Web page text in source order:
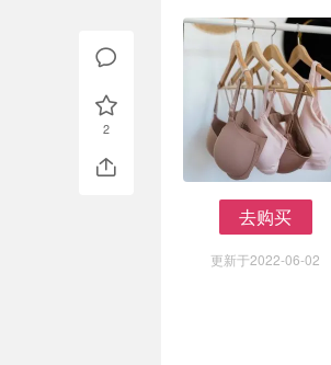
去购买
更新于2022-06-02
2